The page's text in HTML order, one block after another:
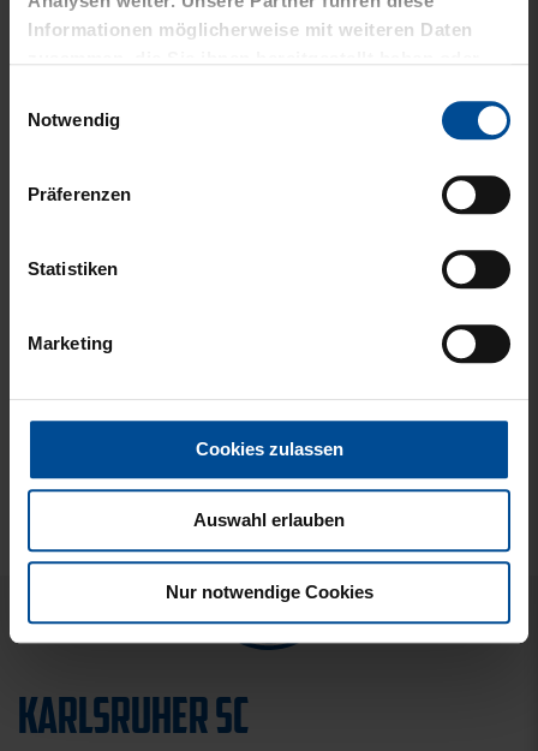
Informationen möglicherweise mit weiteren Daten
gesammelt haben.
Notwendig
Präferenzen
Statistiken
Marketing
Cookies zulassen
Auswahl erlauben
Nur notwendige Cookies
Herstellerangaben
Kostenlose Lieferung für DREI60-
KARLSRUHER SC